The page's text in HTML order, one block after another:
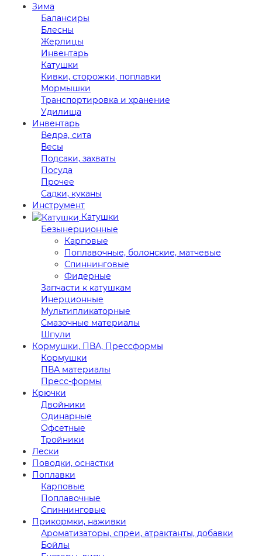
Зима
Балансиры
Блесны
Жерлицы
Инвентарь
Катушки
Кивки, сторожки, поплавки
Мормышки
Транспортировка и хранение
Удилища
Инвентарь
Ведра, сита
Весы
Подсаки, захваты
Посуда
Прочее
Садки, куканы
Инструмент
Катушки
Безынерционные
Карповые
Поплавочные, болонские, матчевые
Спиннинговые
Фидерные
Запчасти к катушкам
Инерционные
Мультипликаторные
Смазочные материалы
Шпули
Кормушки, ПВА, Прессформы
Кормушки
ПВА материалы
Пресс-формы
Крючки
Двойники
Одинарные
Офсетные
Тройники
Лески
Поводки, оснастки
Поплавки
Карповые
Поплавочные
Спиннинговые
Прикормки, наживки
Ароматизаторы, спреи, атрактанты, добавки
Бойлы